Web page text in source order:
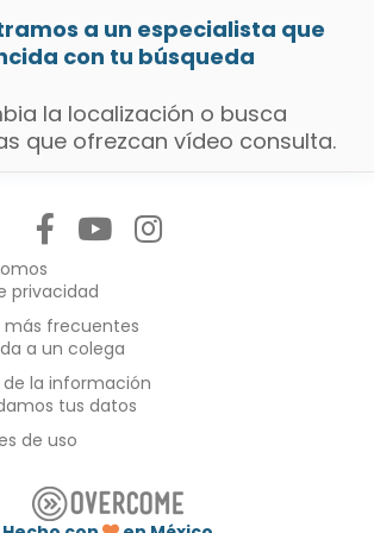
a un especialista que
con tu búsqueda
la localización o busca
que ofrezcan vídeo consulta.
privacidad
más frecuentes
a un colega
de la información
tus datos
de uso